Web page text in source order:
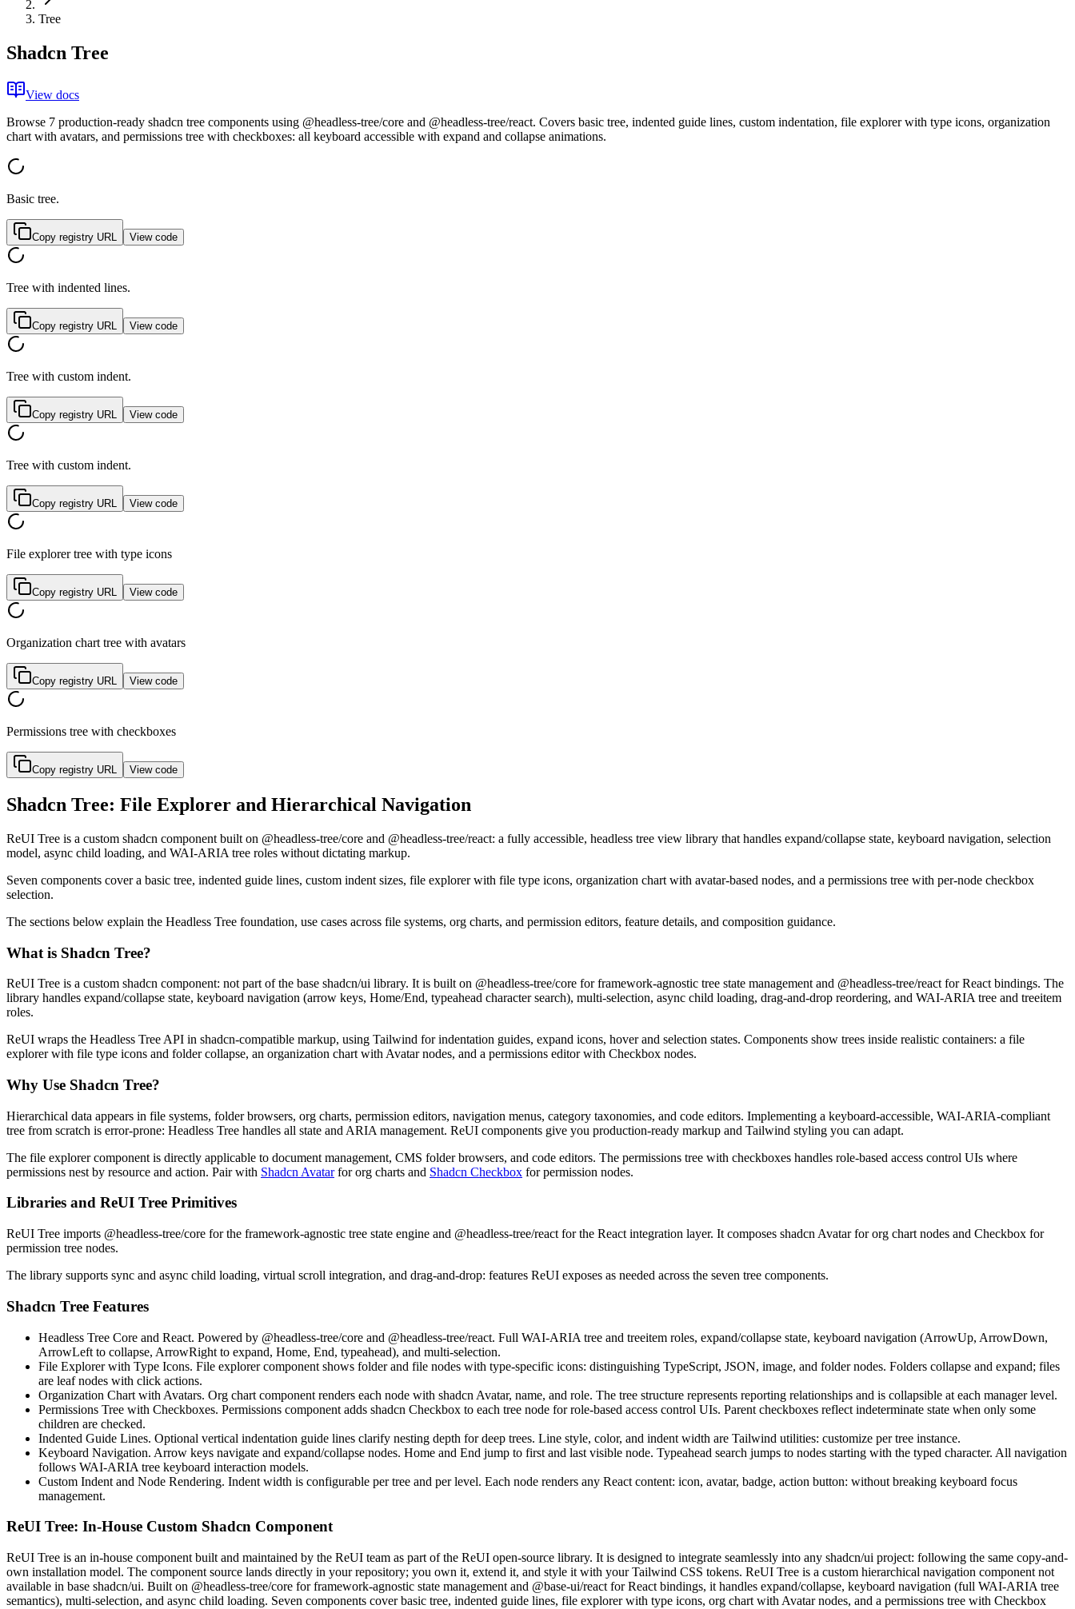
Tree
Shadcn Tree
View docs
Browse 7 production-ready shadcn tree components using @headless-tree/core and @headless-tree/react. Covers basic tree, indented guide lines, custom indentation, file explorer with type icons, organization
chart with avatars, and permissions tree with checkboxes: all keyboard accessible with expand and collapse animations.
Basic tree.
Copy registry URL View code
Tree with indented lines.
Copy registry URL View code
Tree with custom indent.
Copy registry URL View code
Tree with custom indent.
Copy registry URL View code
File explorer tree with type icons
Copy registry URL View code
Organization chart tree with avatars
Copy registry URL View code
Permissions tree with checkboxes
Copy registry URL View code
Shadcn Tree: File Explorer and Hierarchical Navigation
ReUI Tree is a custom shadcn component built on @headless-tree/core and @headless-tree/react: a fully accessible, headless tree view library that handles expand/collapse state, keyboard navigation, selection
model, async child loading, and WAI-ARIA tree roles without dictating markup.
Seven components cover a basic tree, indented guide lines, custom indent sizes, file explorer with file type icons, organization chart with avatar-based nodes, and a permissions tree with per-node checkbox
selection.
The sections below explain the Headless Tree foundation, use cases across file systems, org charts, and permission editors, feature details, and composition guidance.
What is Shadcn Tree?
ReUI Tree is a custom shadcn component: not part of the base shadcn/ui library. It is built on @headless-tree/core for framework-agnostic tree state management and @headless-tree/react for React bindings. The
library handles expand/collapse state, keyboard navigation (arrow keys, Home/End, typeahead character search), multi-selection, async child loading, drag-and-drop reordering, and WAI-ARIA tree and treeitem
roles.
ReUI wraps the Headless Tree API in shadcn-compatible markup, using Tailwind for indentation guides, expand icons, hover and selection states. Components show trees inside realistic containers: a file
explorer with file type icons and folder collapse, an organization chart with Avatar nodes, and a permissions editor with Checkbox nodes.
Why Use Shadcn Tree?
Hierarchical data appears in file systems, folder browsers, org charts, permission editors, navigation menus, category taxonomies, and code editors. Implementing a keyboard-accessible, WAI-ARIA-compliant
tree from scratch is error-prone: Headless Tree handles all state and ARIA management. ReUI components give you production-ready markup and Tailwind styling you can adapt.
The file explorer component is directly applicable to document management, CMS folder browsers, and code editors. The permissions tree with checkboxes handles role-based access control UIs where
permissions nest by resource and action. Pair with Shadcn Avatar for org charts and Shadcn Checkbox for permission nodes.
Libraries and ReUI Tree Primitives
ReUI Tree imports @headless-tree/core for the framework-agnostic tree state engine and @headless-tree/react for the React integration layer. It composes shadcn Avatar for org chart nodes and Checkbox for
permission tree nodes.
The library supports sync and async child loading, virtual scroll integration, and drag-and-drop: features ReUI exposes as needed across the seven tree components.
Shadcn Tree Features
Headless Tree Core and React. Powered by @headless-tree/core and @headless-tree/react. Full WAI-ARIA tree and treeitem roles, expand/collapse state, keyboard navigation (ArrowUp, ArrowDown,
ArrowLeft to collapse, ArrowRight to expand, Home, End, typeahead), and multi-selection.
File Explorer with Type Icons. File explorer component shows folder and file nodes with type-specific icons: distinguishing TypeScript, JSON, image, and folder nodes. Folders collapse and expand; files
are leaf nodes with click actions.
Organization Chart with Avatars. Org chart component renders each node with shadcn Avatar, name, and role. The tree structure represents reporting relationships and is collapsible at each manager level.
Permissions Tree with Checkboxes. Permissions component adds shadcn Checkbox to each tree node for role-based access control UIs. Parent checkboxes reflect indeterminate state when only some
children are checked.
Indented Guide Lines. Optional vertical indentation guide lines clarify nesting depth for deep trees. Line style, color, and indent width are Tailwind utilities: customize per tree instance.
Keyboard Navigation. Arrow keys navigate and expand/collapse nodes. Home and End jump to first and last visible node. Typeahead search jumps to nodes starting with the typed character. All navigation
follows WAI-ARIA tree keyboard interaction models.
Custom Indent and Node Rendering. Indent width is configurable per tree and per level. Each node renders any React content: icon, avatar, badge, action button: without breaking keyboard focus
management.
ReUI Tree: In-House Custom Shadcn Component
ReUI Tree is an in-house component built and maintained by the ReUI team as part of the ReUI open-source library. It is designed to integrate seamlessly into any shadcn/ui project: following the same copy-and-
own installation model. The component source lands directly in your repository; you own it, extend it, and style it with your Tailwind CSS tokens. ReUI Tree is a custom hierarchical navigation component not
available in base shadcn/ui. Built on @headless-tree/core for framework-agnostic state management and @base-ui/react for React bindings, it handles expand/collapse, keyboard navigation (full WAI-ARIA tree
semantics), multi-selection, and async child loading. Seven components cover basic tree, indented guide lines, file explorer with type icons, org chart with Avatar nodes, and a permissions tree with Checkbox